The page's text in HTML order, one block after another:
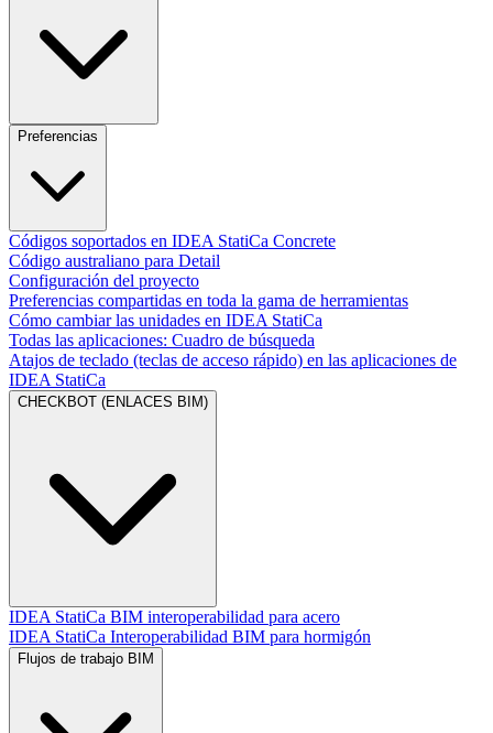
Preferencias
Códigos soportados en IDEA StatiCa Concrete
Código australiano para Detail
Configuración del proyecto
Preferencias compartidas en toda la gama de herramientas
Cómo cambiar las unidades en IDEA StatiCa
Todas las aplicaciones: Cuadro de búsqueda
Atajos de teclado (teclas de acceso rápido) en las aplicaciones de
IDEA StatiCa
CHECKBOT (ENLACES BIM)
IDEA StatiCa BIM interoperabilidad para acero
IDEA StatiCa Interoperabilidad BIM para hormigón
Flujos de trabajo BIM